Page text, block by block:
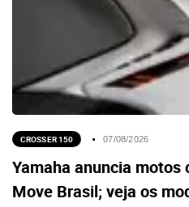
CROSSER 150 07/08/2026
Yamaha anuncia
Move Brasil; veja os